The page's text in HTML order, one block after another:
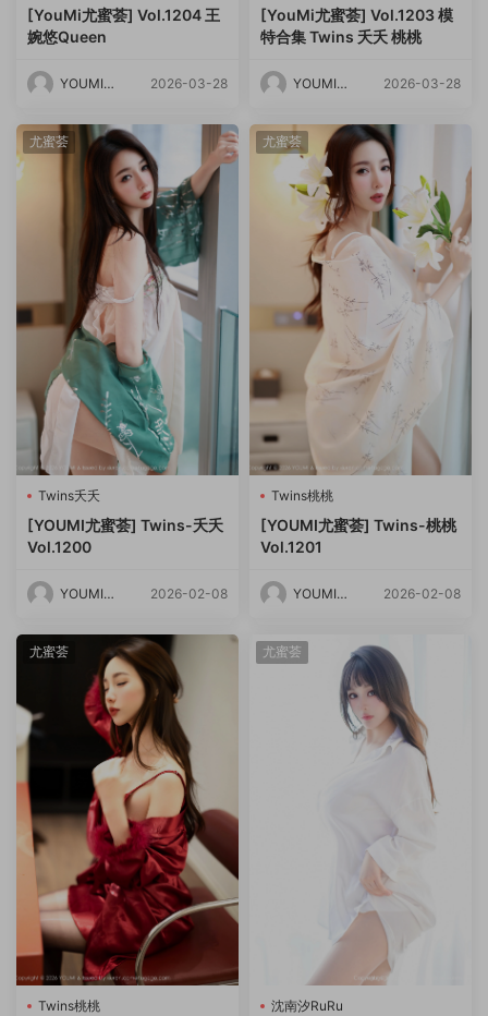
[YouMi尤蜜荟] Vol.1204 王
婉悠Queen
YOUMI尤
2026-03-28
[YouMi尤蜜荟] Vol.1203 模
特合集 Twins 夭夭 桃桃
YOUMI尤
2026-03-28
尤蜜荟
Twins夭夭
[YOUMI尤蜜荟] Twins-夭夭
Vol.1200
YOUMI尤
2026-02-08
尤蜜荟
Twins桃桃
[YOUMI尤蜜荟] Twins-桃桃
Vol.1201
YOUMI尤
2026-02-08
尤蜜荟
Twins桃桃
尤蜜荟
沈南汐RuRu